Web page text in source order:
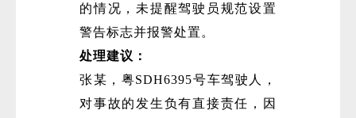
的情况，未提醒驾驶员规范设置
警告标志并报警处置。
处理建议：
张某，粤SDH6395号车驾驶人，
对事故的发生负有直接责任，因